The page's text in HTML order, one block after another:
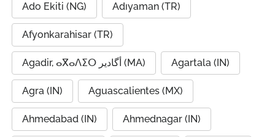
Ado Ekiti (NG) Adıyaman (TR)
Afyonkarahisar (TR)
Agadir, ⴰⴳⴰⴷⵉⵔ أگادیر (MA) Agartala (IN)
Agra (IN) Aguascalientes (MX)
Ahmedabad (IN) Ahmednagar (IN)